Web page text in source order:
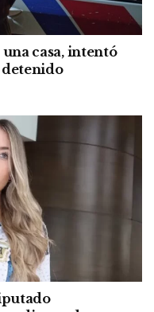
casa, intentó